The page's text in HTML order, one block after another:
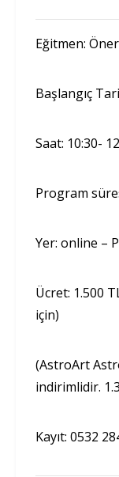
Eğitmen:
Başlangıç
Saat: 10:30-
Program
Yer: online –
Ücret: 1.500
için)
(AstroArt
indirimlidir.
Kayıt: 0532